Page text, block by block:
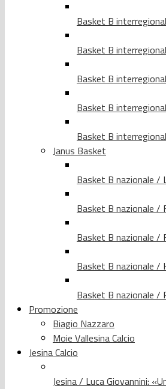
Basket B
Basket B
Basket B
Basket B
Basket B
Janus Basket
Basket B nazionale /
Basket B nazionale /
Basket B nazionale /
Basket B nazionale /
Basket B nazionale /
Promozione
Biagio Nazzaro
Moie Vallesina Calcio
Jesina Calcio
Jesina / Luca Giovannini: